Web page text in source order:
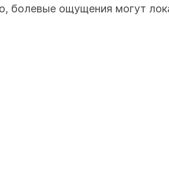
болевые ощущения могут